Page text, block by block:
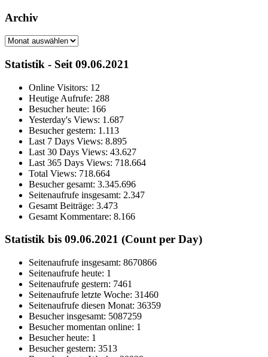
Archiv
Archiv
Statistik - Seit 09.06.2021
Online Visitors: 12
Heutige Aufrufe: 288
Besucher heute: 166
Yesterday's Views: 1.687
Besucher gestern: 1.113
Last 7 Days Views: 8.895
Last 30 Days Views: 43.627
Last 365 Days Views: 718.664
Total Views: 718.664
Besucher gesamt: 3.345.696
Seitenaufrufe insgesamt: 2.347
Gesamt Beiträge: 3.473
Gesamt Kommentare: 8.166
Statistik bis 09.06.2021 (Count per Day)
Seitenaufrufe insgesamt: 8670866
Seitenaufrufe heute: 1
Seitenaufrufe gestern: 7461
Seitenaufrufe letzte Woche: 31460
Seitenaufrufe diesen Monat: 36359
Besucher insgesamt: 5087259
Besucher momentan online: 1
Besucher heute: 1
Besucher gestern: 3513